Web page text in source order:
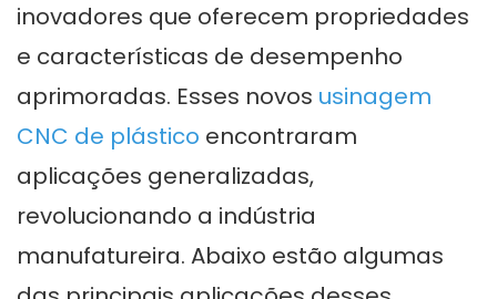
inovadores que oferecem propriedades
e características de desempenho
aprimoradas. Esses novos usinagem
CNC de plástico encontraram
aplicações generalizadas,
revolucionando a indústria
manufatureira. Abaixo estão algumas